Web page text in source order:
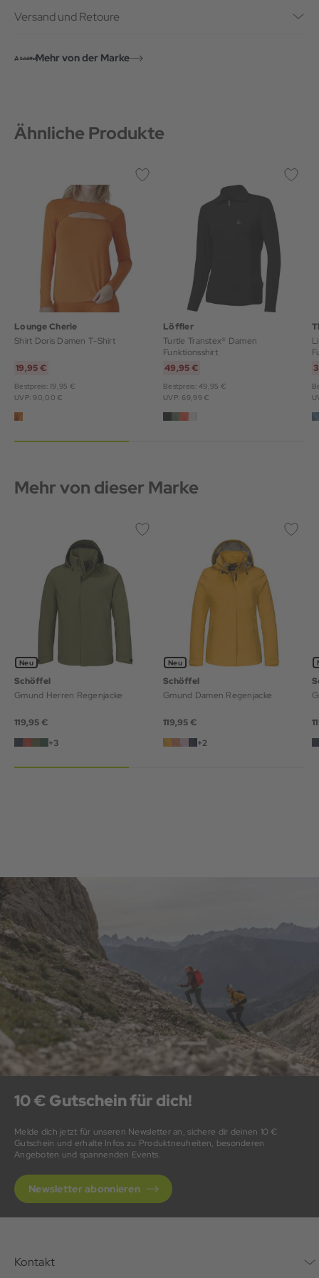
Versand und Retoure
Mehr von der Marke
Ähnliche Produkte
Lounge Cherie
Shirt Doris Damen T-Shirt
19,95 €
Bestpreis: 19,95 €
UVP: 90,00 €
Löffler
Turtle Transtex® Damen
Funktionsshirt
49,95 €
Bestpreis: 49,95 €
UVP: 69,99 €
Mehr von dieser Marke
Neu
Schöffel
Gmund Herren Regenjacke
119,95 €
+3
Neu
Schöffel
Gmund Damen Regenjacke
119,95 €
+2
10 € Gutschein für dich!
Melde dich jetzt für unseren Newsletter an, sichere dir deinen 10 €
Gutschein und erhalte Infos zu Produktneuheiten, besonderen
Angeboten und spannenden Events.
Newsletter abonnieren
Kontakt